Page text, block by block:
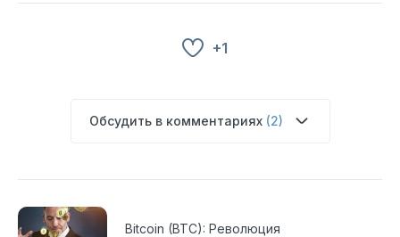
Обсудить в комментариях (2)
+1
Bitcoin (BTC): Революция